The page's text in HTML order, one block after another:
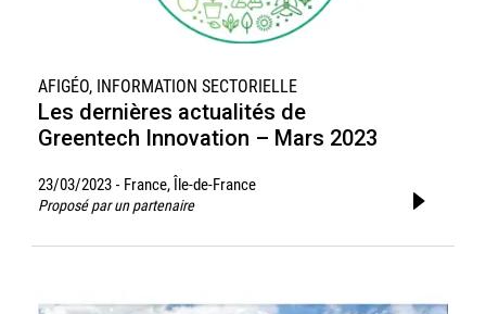
AFIGÉO, INFORMATION SECTORIELLE
Les dernières actualités de
Greentech Innovation – Mars 2023
23/03/2023 - France, Île-de-France
Proposé par un partenaire